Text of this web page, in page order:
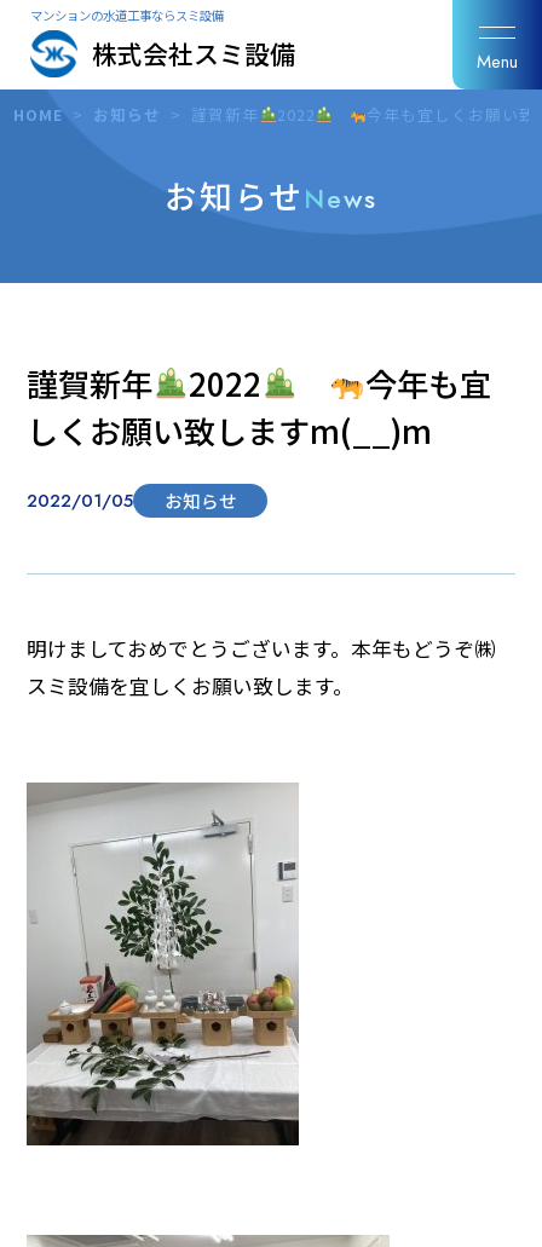
マンションの水道工事ならスミ設備
株式会社スミ設備 Menu
お知らせNews
HOME > お知らせ > 謹賀新年 2022 今年も宜しくお願い
謹賀新年 2022
今年も宜
しくお願い致しますm(__)m
2022/01/05 お知らせ
明けましておめでとうございます。本年もどうぞ㈱
スミ設備を宜しくお願い致します。